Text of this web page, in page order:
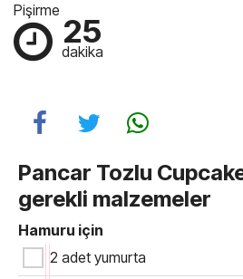
Pişirme
25
dakika
Pancar Tozlu
gerekli malzemeler
Hamuru için
2 adet yumurta